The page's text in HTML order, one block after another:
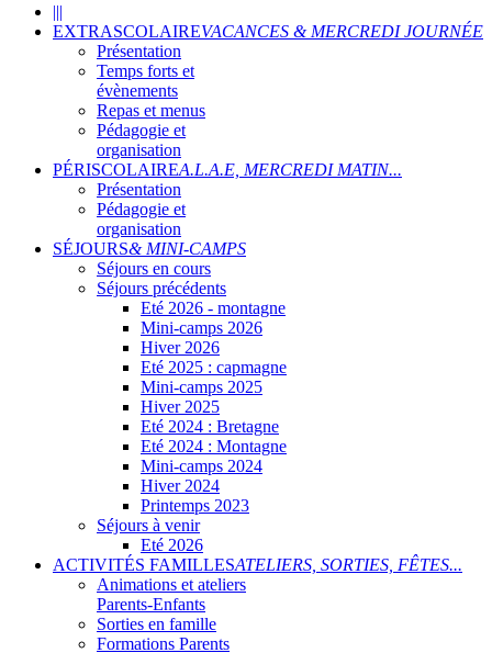
|||
EXTRASCOLAIREVACANCES & MERCREDI JOURNÉE
Présentation
Temps forts et
évènements
Repas et menus
Pédagogie et
organisation
PÉRISCOLAIREA.L.A.E, MERCREDI MATIN...
Présentation
Pédagogie et
organisation
SÉJOURS& MINI-CAMPS
Séjours en cours
Séjours précédents
Eté 2026 - montagne
Mini-camps 2026
Hiver 2026
Eté 2025 : capmagne
Mini-camps 2025
Hiver 2025
Eté 2024 : Bretagne
Eté 2024 : Montagne
Mini-camps 2024
Hiver 2024
Printemps 2023
Séjours à venir
Eté 2026
ACTIVITÉS FAMILLESATELIERS, SORTIES, FÊTES...
Animations et ateliers
Parents-Enfants
Sorties en famille
Formations Parents